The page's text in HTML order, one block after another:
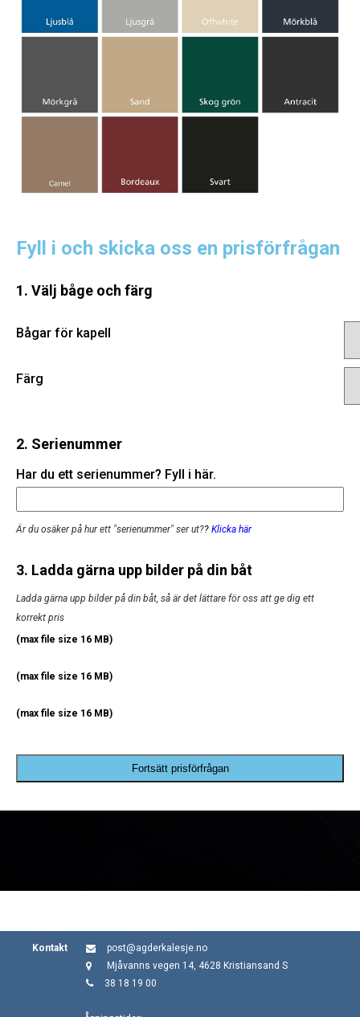
Fyll i och skicka oss en prisförfrågan
1. Välj båge och färg
Bågar för kapell
Färg
2. Serienummer
Har du ett serienummer? Fyll i här.
Är du osäker på hur ett "serienummer" ser ut?? Klicka här
3. Ladda gärna upp bilder på din båt
Ladda gärna upp bilder på din båt, så är det lättare för oss att ge dig ett
korrekt pris
(max file size 16 MB)
(max file size 16 MB)
(max file size 16 MB)
Fortsätt prisförfrågan
Kontakt
post@agderkalesje.no
Mjåvanns vegen 14, 4628 Kristiansand S
38 18 19 00